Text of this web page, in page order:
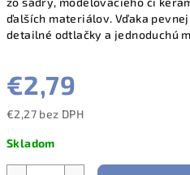
ďalších materiálov. Vďaka
detailné odtlačky a jednoduchú
€2,79
€2,27 bez DPH
cena:
Skladom